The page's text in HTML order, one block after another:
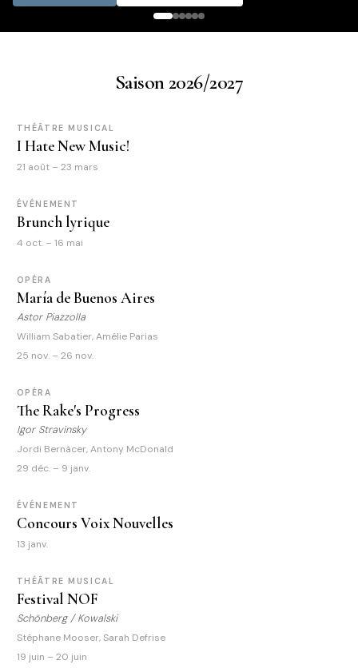
Saison 2026/2027
THÉÂTRE MUSICAL
I Hate New Music!
21 août – 23 mars
ÉVÉNEMENT
Brunch lyrique
4 oct. – 16 mai
OPÉRA
María de Buenos Aires
Astor Piazzolla
William Sabatier, Amélie Parias
25 nov. – 26 nov.
OPÉRA
The Rake's Progress
Igor Stravinsky
Jordi Bernàcer, Antony McDonald
29 déc. – 9 janv.
ÉVÉNEMENT
Concours Voix Nouvelles
13 janv.
THÉÂTRE MUSICAL
Festival NOF
Schönberg / Kowalski
Stéphane Mooser, Sarah Defrise
19 juin – 20 juin